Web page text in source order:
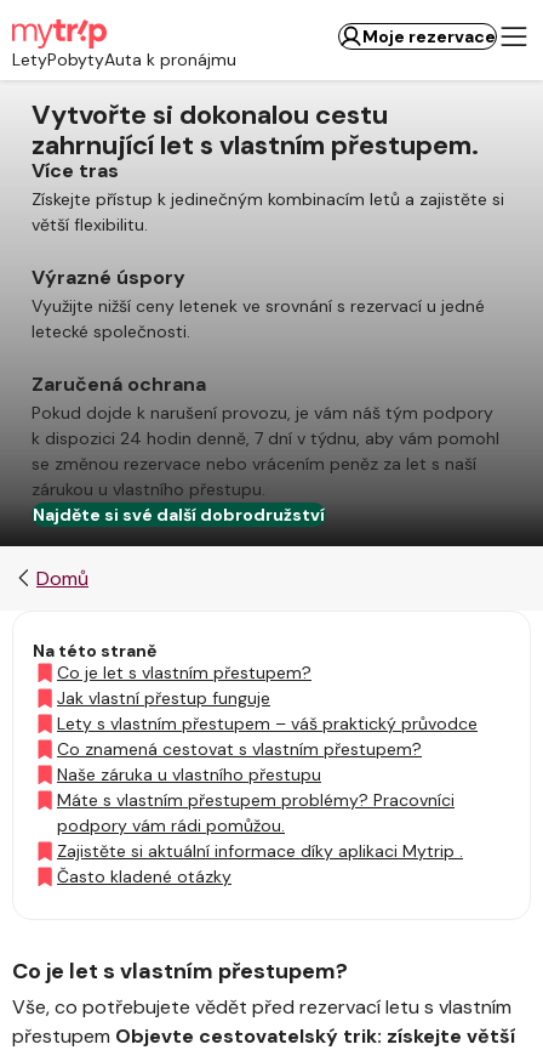
LetyPobytyAuta k pronájmu
Moje rezervace
Vytvořte si dokonalou cestu
zahrnující let s vlastním přestupem.
Více tras
Získejte přístup k jedinečným kombinacím letů a zajistěte si
větší flexibilitu.
Výrazné úspory
Využijte nižší ceny letenek ve srovnání s rezervací u jedné
letecké společnosti.
Zaručená ochrana
Pokud dojde k narušení provozu, je vám náš tým podpory
k dispozici 24 hodin denně, 7 dní v týdnu, aby vám pomohl
se změnou rezervace nebo vrácením peněz za let s naší
zárukou u vlastního přestupu.
Najděte si své další dobrodružství
Domů
Na této straně
Co je let s vlastním přestupem?
Jak vlastní přestup funguje
Lety s vlastním přestupem – váš praktický průvodce
Co znamená cestovat s vlastním přestupem?
Naše záruka u vlastního přestupu
Máte s vlastním přestupem problémy? Pracovníci
podpory vám rádi pomůžou.
Zajistěte si aktuální informace díky aplikaci Mytrip .
Často kladené otázky
Co je let s vlastním přestupem?
Vše, co potřebujete vědět před rezervací letu s vlastním
přestupem Objevte cestovatelský trik: získejte větší